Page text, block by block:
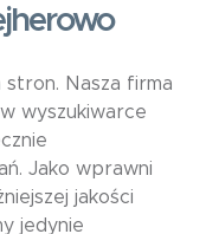
stron. Nasza firma
wyszukiwarce
Jako wprawni
jakości
jedynie